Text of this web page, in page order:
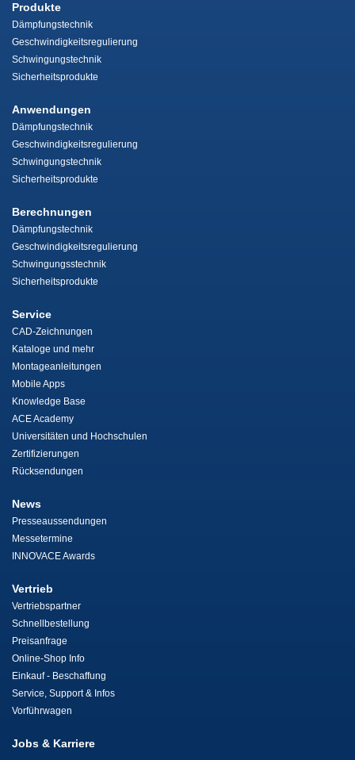
Produkte
Dämpfungstechnik
Geschwindigkeitsregulierung
Schwingungstechnik
Sicherheitsprodukte
Anwendungen
Dämpfungstechnik
Geschwindigkeitsregulierung
Schwingungstechnik
Sicherheitsprodukte
Berechnungen
Dämpfungstechnik
Geschwindigkeitsregulierung
Schwingungsstechnik
Sicherheitsprodukte
Service
CAD-Zeichnungen
Kataloge und mehr
Montageanleitungen
Mobile Apps
Knowledge Base
ACE Academy
Universitäten und Hochschulen
Zertifizierungen
Rücksendungen
News
Presseaussendungen
Messetermine
INNOVACE Awards
Vertrieb
Vertriebspartner
Schnellbestellung
Preisanfrage
Online-Shop Info
Einkauf - Beschaffung
Service, Support & Infos
Vorführwagen
Jobs & Karriere